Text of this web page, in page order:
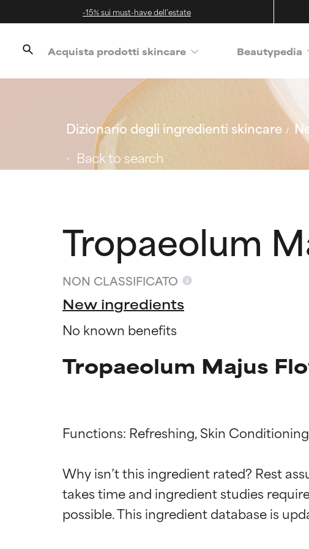
-15% sui must-have dell’estate
Acquista prodotti skincare Beautypedia
Dizionario degli ingredienti skincare
Back to search
Tropaeolum
NON CLASSIFICATO
New ingredients
No known benefits
Tropaeolum Majus
Functions: Refreshing, Skin Conditioning
Why isn’t this ingredient rated? Rest
takes time and ingredient studies
OTTIMO
Comprovati e
OTTIMO
Comprovati e